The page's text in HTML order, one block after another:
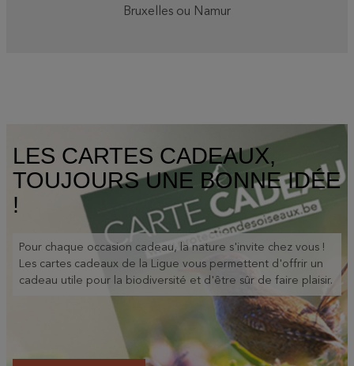
Bruxelles ou Namur
LES CARTES CADEAUX,
TOUJOURS UNE BONNE IDÉE
!
Pour chaque occasion cadeau, la nature s'invite chez vous !
Les cartes cadeaux de la Ligue vous permettent d'offrir un
cadeau utile pour la biodiversité et d'être sûr de faire plaisir.